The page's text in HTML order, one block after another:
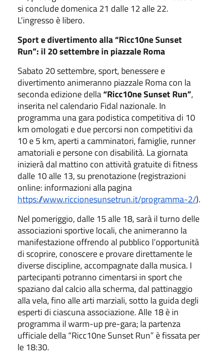
si conclude domenica 21 dalle 12 alle 22.
L’ingresso è libero.
Sport e divertimento alla “Ricc10ne Sunset
Run”: il 20 settembre in piazzale Roma
Sabato 20 settembre, sport, benessere e
divertimento animeranno piazzale Roma con la
seconda edizione della“Ricc10ne Sunset Run”,
inserita nel calendario Fidal nazionale. In
programma una gara podistica competitiva di 10
km omologati e due percorsi non competitivi da
10 e 5 km, aperti a camminatori, famiglie, runner
amatoriali e persone con disabilità. La giornata
inizierà dal mattino con attività gratuite di fitness
dalle 10 alle 13, su prenotazione (registrazioni
online: informazioni alla pagina
https://www.riccionesunsetrun.it/programma-2/).
Nel pomeriggio, dalle 15 alle 18, sarà il turno delle
associazioni sportive locali, che animeranno la
manifestazione offrendo al pubblico l’opportunità
di scoprire, conoscere e provare direttamente le
diverse discipline, accompagnate dalla musica. I
partecipanti potranno cimentarsi in sport che
spaziano dal calcio alla scherma, dal pattinaggio
alla vela, fino alle arti marziali, sotto la guida degli
esperti di ciascuna associazione. Alle 18 è in
programma il warm-up pre-gara; la partenza
ufficiale della “Ricc10ne Sunset Run” è fissata per
le 18:30.